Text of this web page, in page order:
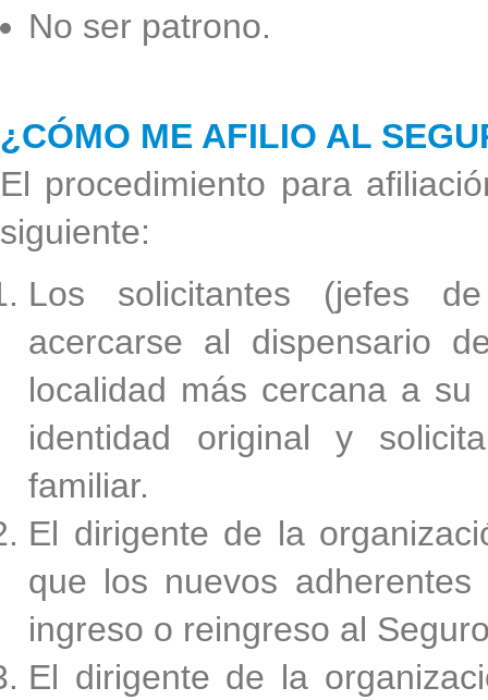
No ser patrono.
¿CÓMO ME AFILIO AL
El procedimiento para
siguiente:
Los solicitantes (jefes
acercarse al dispensario
localidad más cercana a
identidad original y
familiar.
El dirigente de la
que los nuevos
ingreso o reingreso al
El dirigente de la